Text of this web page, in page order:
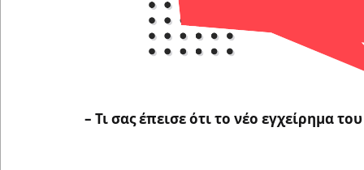
– Τι σας έπεισε ότι το νέο εγχείρημα